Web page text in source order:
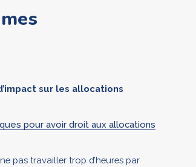
sur les allocations
pour avoir droit aux allocations
pas travailler trop d’heures par